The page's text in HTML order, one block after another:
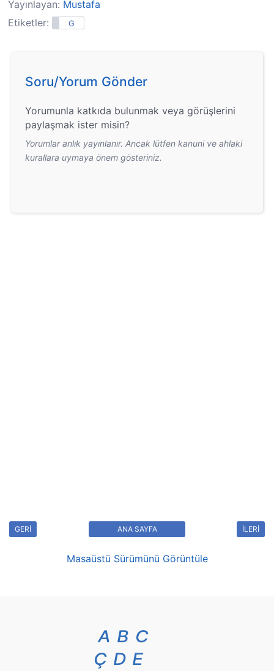
Yayınlayan: Mustafa
Etiketler:
G
Soru/Yorum Gönder
Yorumunla katkıda bulunmak veya görüşlerini
paylaşmak ister misin?
Yorumlar anlık yayınlanır. Ancak lütfen kanuni ve ahlaki
kurallara uymaya önem gösteriniz.
GERİ İLERİ
ANA SAYFA
Masaüstü Sürümünü Görüntüle
A B C
Ç D E